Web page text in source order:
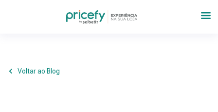
Voltar ao Blog